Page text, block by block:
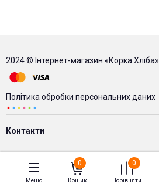
2024 © Інтернет-магазин «Корка Хліба».
Політика обробки персональних даних
Контакти
Меню
0
Кошик
0
Порівняти